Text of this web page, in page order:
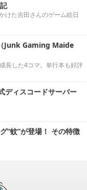
けた吉田さんのゲーム絵日
Junk Gaming Maide
長した4コマ。単行本も好評
ィスコードサーバー
“蚊”が登場！ その特徴